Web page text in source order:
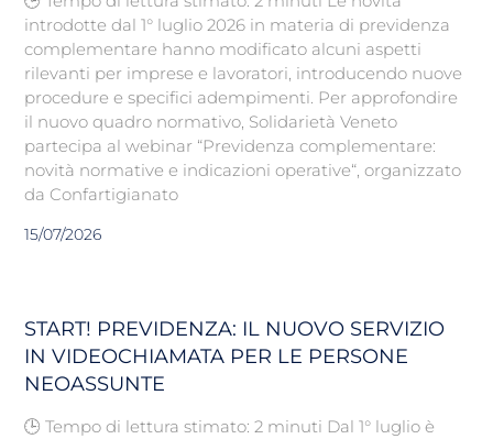
introdotte dal 1° luglio 2026 in materia di previdenza
complementare hanno modificato alcuni aspetti
rilevanti per imprese e lavoratori, introducendo nuove
procedure e specifici adempimenti. Per approfondire
il nuovo quadro normativo, Solidarietà Veneto
partecipa al webinar “Previdenza complementare:
novità normative e indicazioni operative“, organizzato
da Confartigianato
15/07/2026
START! PREVIDENZA: IL NUOVO SERVIZIO
IN VIDEOCHIAMATA PER LE PERSONE
NEOASSUNTE
🕒 Tempo di lettura stimato: 2 minuti Dal 1° luglio è